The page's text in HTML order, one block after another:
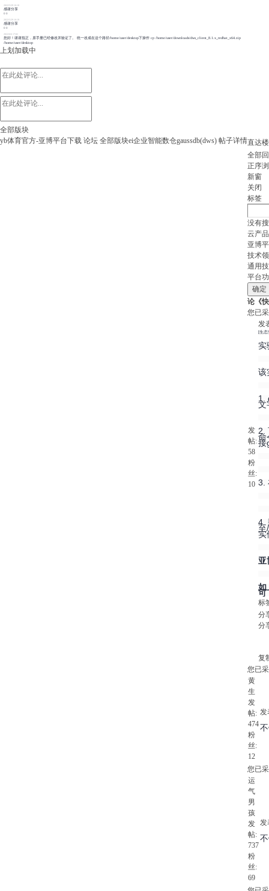
2022/5/29 16:10
感谢分享
0 0
2022/5/29 16:19
感谢分享
0 0
2022/6/6 17:02
您好！谢谢指正，原手册已经修改并验证了。 统一改成在这个路径/home/user/desktop下操作 cp /home/user/downloads/dws_client_8.1.x_redhat_x64.zip
/home/user/desktop
上划加载中
全部版块
yb体育官方-亚博平台下载 论坛 全部版块ei企业智能数仓gaussdb(dws) 帖子详情直达
全部
正序
新窗
关闭
标签
没有
云产品
亚博
技术
通用
平台
论《
您已
发
帖:
58
粉
丝:
10
发
[生态
实
该
1.
文
2.
命
接
3.
4.
至
实
亚
如
可
标
分
分
复
您已
黄
生
发
帖:
474
粉
丝:
12
发
您已
运
气
男
孩
发
帖:
737
粉
丝:
69
发